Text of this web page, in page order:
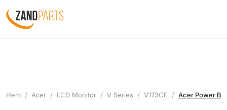
Hem Acer LCD Monitor V Series V173CE Acer Power